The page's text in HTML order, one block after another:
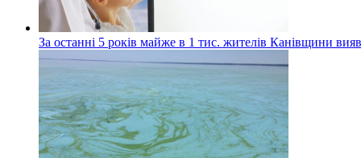
За останні 5 років майже в 1 тис. жителів Канівщини